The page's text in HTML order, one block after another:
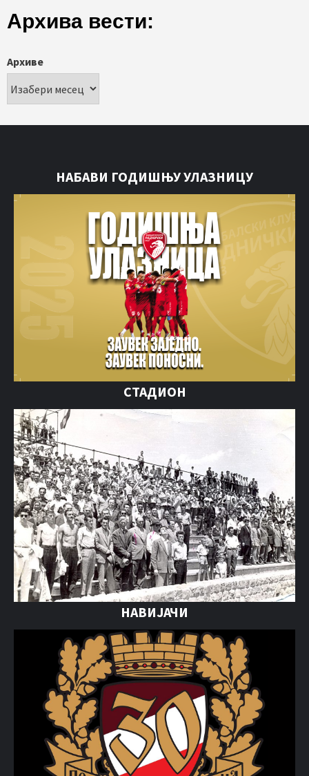
Архива вести:
Архиве
НАБАВИ ГОДИШЊУ УЛАЗНИЦУ
СТАДИОН
НАВИЈАЧИ